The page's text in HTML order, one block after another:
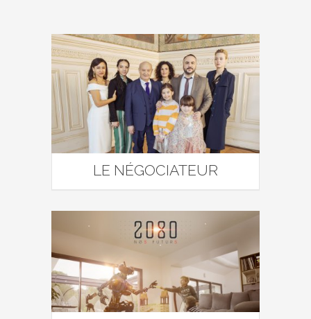
LE NÉGOCIATEUR